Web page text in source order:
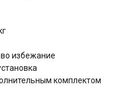
избежание
комплектом